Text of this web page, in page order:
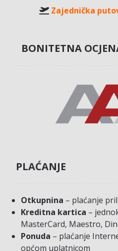
Zajednička
BONITETNA
PLAĆANJE
Otkupnina – plaćanje
Kreditna kartica –
MasterCard, Maestro,
Ponuda – plaćanje
općom uplatnicom